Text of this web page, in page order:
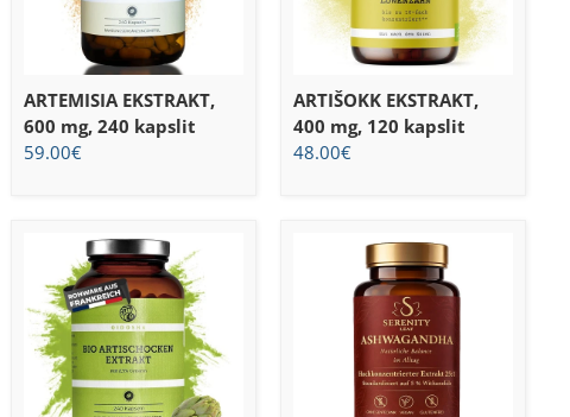
ARTEMISIA EKSTRAKT,
600 mg, 240 kapslit
59.00€
ARTIŠOKK EKSTRAKT,
400 mg, 120 kapslit
48.00€